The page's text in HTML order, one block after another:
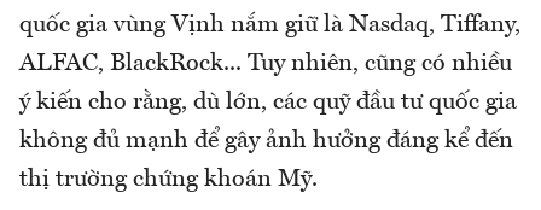
quốc gia vùng Vịnh nắm giữ là Nasdaq, Tiffany,
ALFAC, BlackRock... Tuy nhiên, cũng có nhiều
ý kiến cho rằng, dù lớn, các quỹ đầu tư quốc gia
không đủ mạnh để gây ảnh hưởng đáng kể đến
thị trường chứng khoán Mỹ.